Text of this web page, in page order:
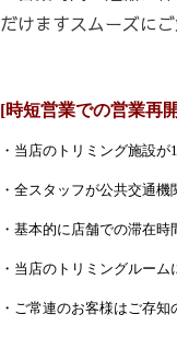
だけますスムーズに
[時短営業での営業再
・当店のトリミング施設が
・全スタッフが公共交通
・基本的に店舗での滞在
・当店のトリミングルー
・ご常連のお客様はご存